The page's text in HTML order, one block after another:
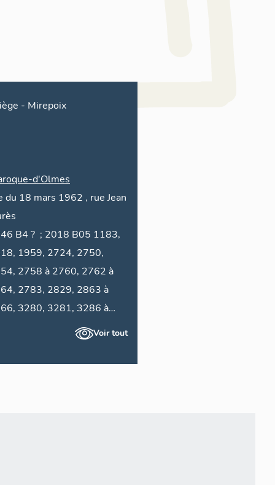
- Mirepoix
d'Olmes
du 18 mars 1962 , rue Jean
B05 1183,
1959, 2724, 2750,
2758 à 2760, 2762 à
2783, 2829, 2863 à
3280, 3281, 3286 à
Voir tout